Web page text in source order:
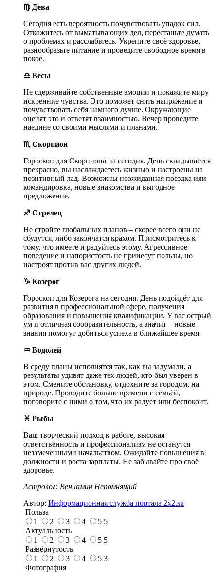
♍ Дева
Сегодня есть вероятность почувствовать упадок сил.
Откажитесь от выматывающих дел, перестаньте думать
о проблемах и расслабьтесь. Укрепите своё здоровье,
разнообразьте питание и проведите свободное время в
покое.
♎ Весы
Не сдерживайте собственные эмоции и покажите миру
искренние чувства. Это поможет снять напряжение и
почувствовать себя намного лучше. Окружающие
оценят это и ответят взаимностью. Вечер проведите
наедине со своими мыслями и планами.
♏ Скорпион
Гороскоп для Скорпиона на сегодня. День складывается
прекрасно, вы наслаждаетесь жизнью и настроены на
позитивный лад. Возможны неожиданная поездка или
командировка, новые знакомства и выгодное
предложение.
♐ Стрелец
Не стройте глобальных планов – скорее всего они не
сбудутся, либо закончатся крахом. Присмотритесь к
тому, что имеете и радуйтесь этому. Агрессивное
поведение и напористость не принесут пользы, но
настроят против вас других людей.
♑ Козерог
Гороскоп для Козерога на сегодня. День подойдёт для
развития в профессиональной сфере, получения
образования и повышения квалификации. У вас острый
ум и отличная сообразительность, а значит – новые
знания помогут добиться успеха в ближайшее время.
♒ Водолей
В среду планы исполнятся так, как вы задумали, а
результаты удивят даже тех людей, кто был уверен в
этом. Смените обстановку, отдохните за городом, на
природе. Проводите больше времени с семьёй,
поговорите с ними о том, что их радует или беспокоит.
♓ Рыбы
Ваш творческий подход к работе, высокая
ответственность и профессионализм не останутся
незамеченными начальством. Ожидайте повышения в
должности и роста зарплаты. Не забывайте про своё
здоровье.
Астролог: Вениамин Непомнящий
Автор: Информационная служба портала 2x2.su
Польза
1
2 3 4 5 5
Актуальность
1
2 3 4 5 5
Развёрнутость
1
2 3 4 5 3
Фотография